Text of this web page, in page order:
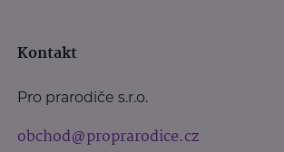
Kontakt
Pro prarodiče s.r.o.
obchod@proprarodice.cz